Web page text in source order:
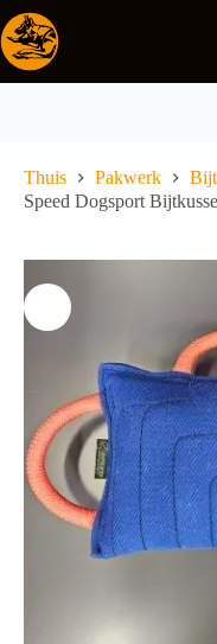
naar
de
inhoud
Thuis Pakwerk
Speed Dogsport